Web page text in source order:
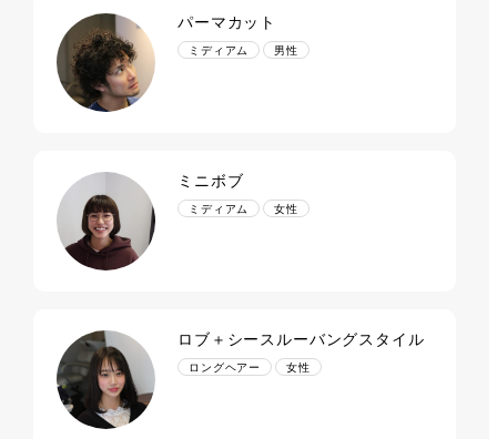
パーマカット
ミディアム 男性
ミニボブ
ミディアム 女性
ロブ＋シースルーバングスタイル
ロングヘアー 女性